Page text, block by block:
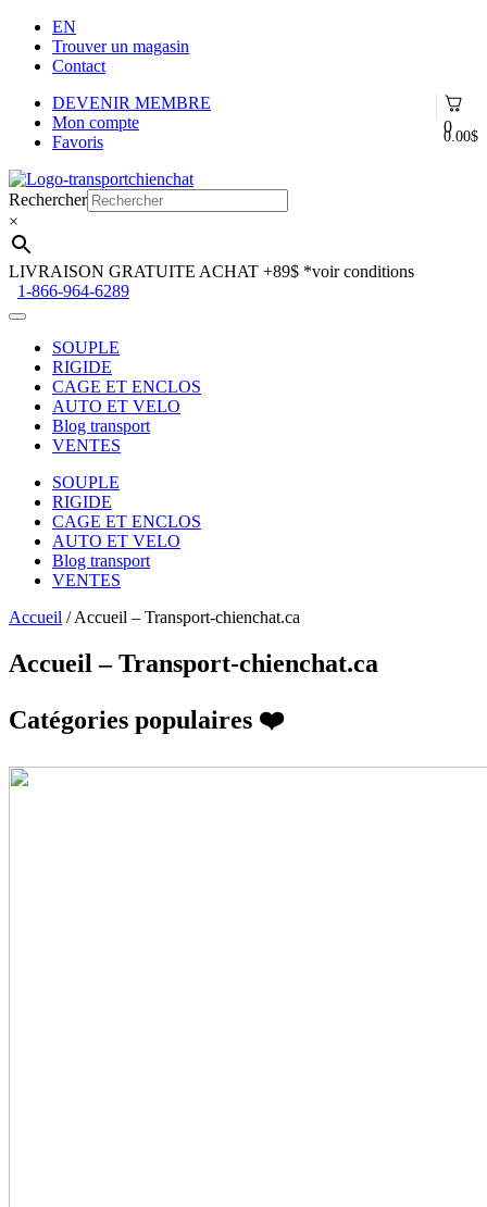
EN
Trouver un magasin
Contact
0
0.00$
DEVENIR MEMBRE
Mon compte
Favoris
Aller
à
la
navigation
Aller
au
contenu
Rechercher
×
LIVRAISON GRATUITE ACHAT +89$ *voir conditions
1-866-964-6289
SOUPLE
RIGIDE
CAGE ET ENCLOS
AUTO ET VELO
Blog transport
VENTES
SOUPLE
RIGIDE
CAGE ET ENCLOS
AUTO ET VELO
Blog transport
VENTES
Accueil /Accueil – Transport-chienchat.ca
Accueil – Transport-chienchat.ca
Catégories populaires ❤️